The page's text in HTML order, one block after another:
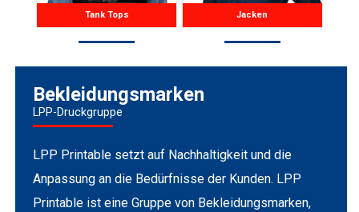
Tank Tops Jacken
Bekleidungsmarken
LPP-Druckgruppe
LPP Printable setzt auf Nachhaltigkeit und die
Anpassung an die Bedürfnisse der Kunden. LPP
Printable ist eine Gruppe von Bekleidungsmarken,